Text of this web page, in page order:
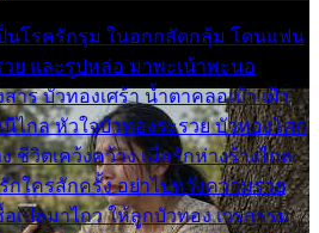
ป็นโรครักรุม ในอกกลัดกลุ้ม โดนแฟน
ย และรูปหล่อ มาพะเน้าพะนอ
สาร บัวทองเศร้า น้ำตาคลอเบ้า เฝ้า
ไกล หัวใจบัวทองระรวย บัวทองโศก
ชีวิตเคว้งคว้าง เมื่อรักห่างร้างไกล
ใครสักครั้ง อย่าไปหวังความรวย
เปลมาไกว ให้ลูกบัวทอง เวรกรรม